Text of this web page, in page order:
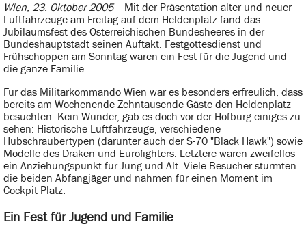
Wien, 23. Oktober 2005 - Mit der Präsentation alter und neuer
Luftfahrzeuge am Freitag auf dem Heldenplatz fand das
Jubiläumsfest des Österreichischen Bundesheeres in der
Bundeshauptstadt seinen Auftakt. Festgottesdienst und
Frühschoppen am Sonntag waren ein Fest für die Jugend und
die ganze Familie.
Für das Militärkommando Wien war es besonders erfreulich, dass
bereits am Wochenende Zehntausende Gäste den Heldenplatz
besuchten. Kein Wunder, gab es doch vor der Hofburg einiges zu
sehen: Historische Luftfahrzeuge, verschiedene
Hubschraubertypen (darunter auch der S-70 "Black Hawk") sowie
Modelle des Draken und Eurofighters. Letztere waren zweifellos
ein Anziehungspunkt für Jung und Alt. Viele Besucher stürmten
die beiden Abfangjäger und nahmen für einen Moment im
Cockpit Platz.
Ein Fest für Jugend und Familie